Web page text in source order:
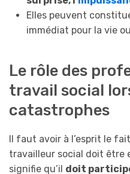
Elles peuvent
immédiat pour la vie
Le rôle des
travail social
catastrophes
Il faut avoir à l’esprit le
travailleur social doit être
signifie qu’il doit